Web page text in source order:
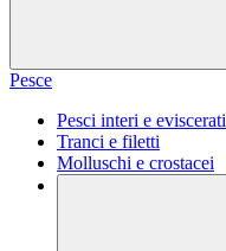
Pesce
Pesci interi e eviscerati
Tranci e filetti
Molluschi e crostacei